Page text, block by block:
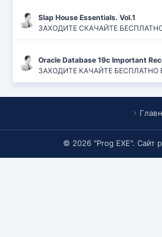
Slap House Essentials. Vol.1
ЗАХОДИТЕ СКАЧАЙТЕ БЕСПЛАТНО
Oracle Database 19c Important
ЗАХОДИТЕ КАЧАЙТЕ БЕСПЛАТНО
© 2026 "Prog EXE". Сайт